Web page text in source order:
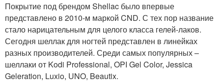
Покрытие под брендом Shellac было впервые
представлено в 2010-м маркой CND. С тех пор название
стало нарицательным для целого класса гелей-лаков.
Сегодня шеллак для ногтей представлен в линейках
разных производителей. Среди самых популярных –
шеллаки от Kodi Professional, OPI Gel Color, Jessica
Geleration, Luxio, UNO, Beautix.